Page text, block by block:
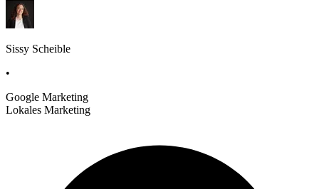
Sissy Scheible
•
Google Marketing
Lokales Marketing